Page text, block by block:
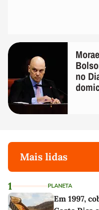
no
Mais lidas
1 PLANETA
Em 1997,